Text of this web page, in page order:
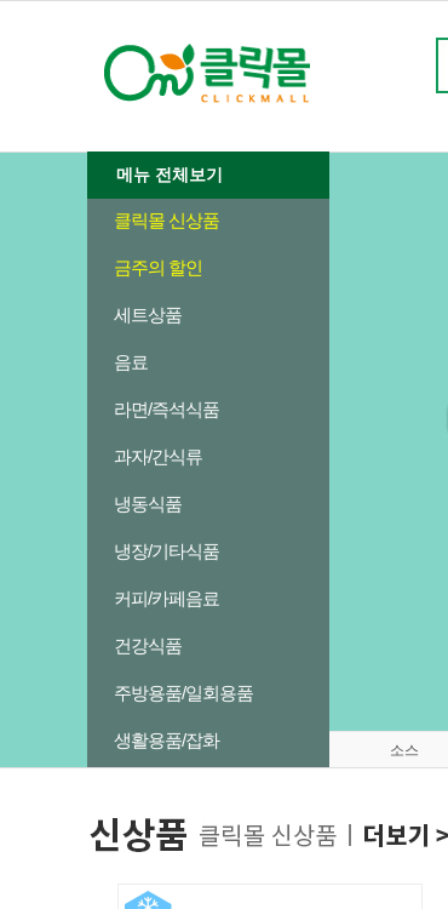
메뉴 전체보기
클릭몰 신상품
금주의 할인
세트상품
음료
라면/즉석식품
과자/간식류
냉동식품
냉장/기타식품
커피/카페음료
건강식품
주방용품/일회용품
생활용품/잡화 소스